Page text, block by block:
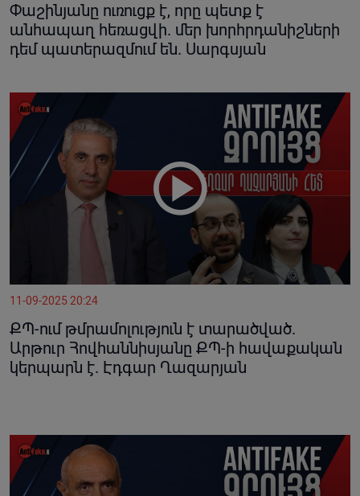
Փաշինյանը ուռուցք է, որը պետք է
անհապաղ հեռացվի. մեր խորհրդանիշների
դեմ պատերազմում են. Սարգսյան
11-09-2025 20:24
ՔՊ-ում թմրամոլություն է տարածված.
Արթուր Հովհաննիսյանը ՔՊ-ի հավաքական
կերպարն է. Էդգար Ղազարյան